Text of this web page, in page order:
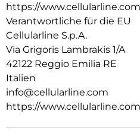
https://www.cellularline.com
Verantwortliche für die EU
Cellularline S.p.A.
Via Grigoris Lambrakis 1/A
42122 Reggio Emilia RE
Italien
info@cellularline.com
https://www.cellularline.com